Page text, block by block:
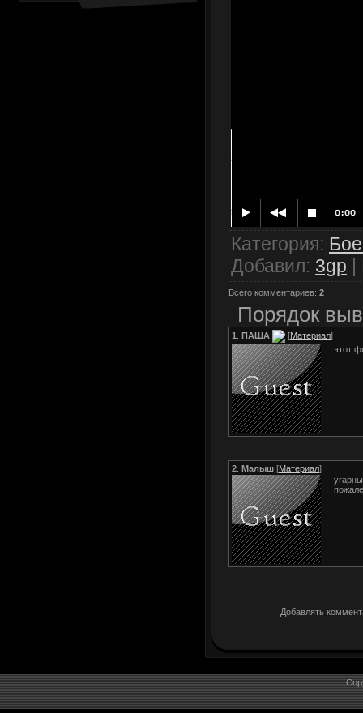
Категория:
Добавил: 3gp |
Всего комментариев: 2
Порядок
1 ПАША [Материал]
этот
2 Малыш [Материал]
Добавлять